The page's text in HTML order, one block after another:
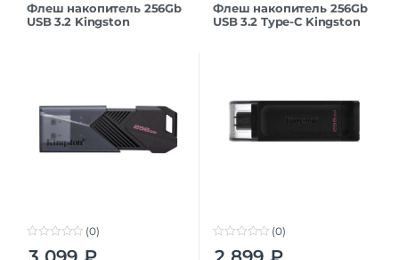
Флеш накопитель 256Gb
USB 3.2 Kingston
o
(0)
Флеш накопитель 256Gb
USB 3.2 Type-C Kingston
o
(0)